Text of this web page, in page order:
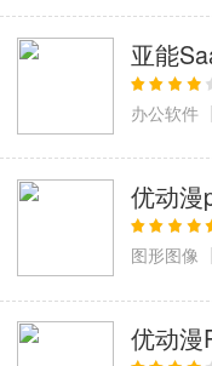
亚能
办公软件
优动漫
图形图像
优动漫